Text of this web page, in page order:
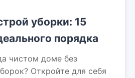
уборки: 15
порядка
чистом доме без
Откройте для себя